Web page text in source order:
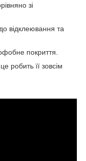
зі
відклеювання та
покриття.
робить її зовсім